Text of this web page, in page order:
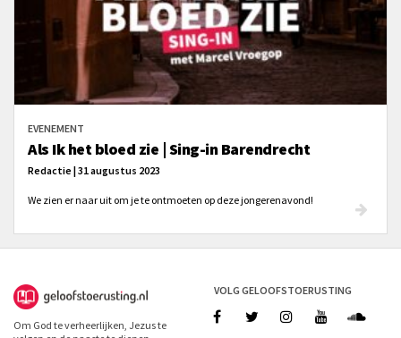
EVENEMENT
Als Ik het bloed zie | Sing-in Barendrecht
Redactie | 31 augustus 2023
We zien er naar uit om je te ontmoeten op deze jongerenavond!
Om God te verheerlijken, Jezus te
VOLG GELOOFSTOERUSTING